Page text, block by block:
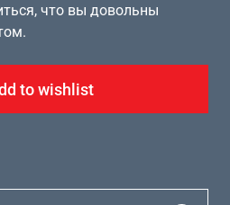
что вы довольны
to wishlist